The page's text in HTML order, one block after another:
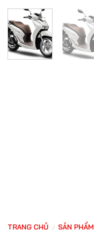
TRANG CHỦ / SẢN PHẨM